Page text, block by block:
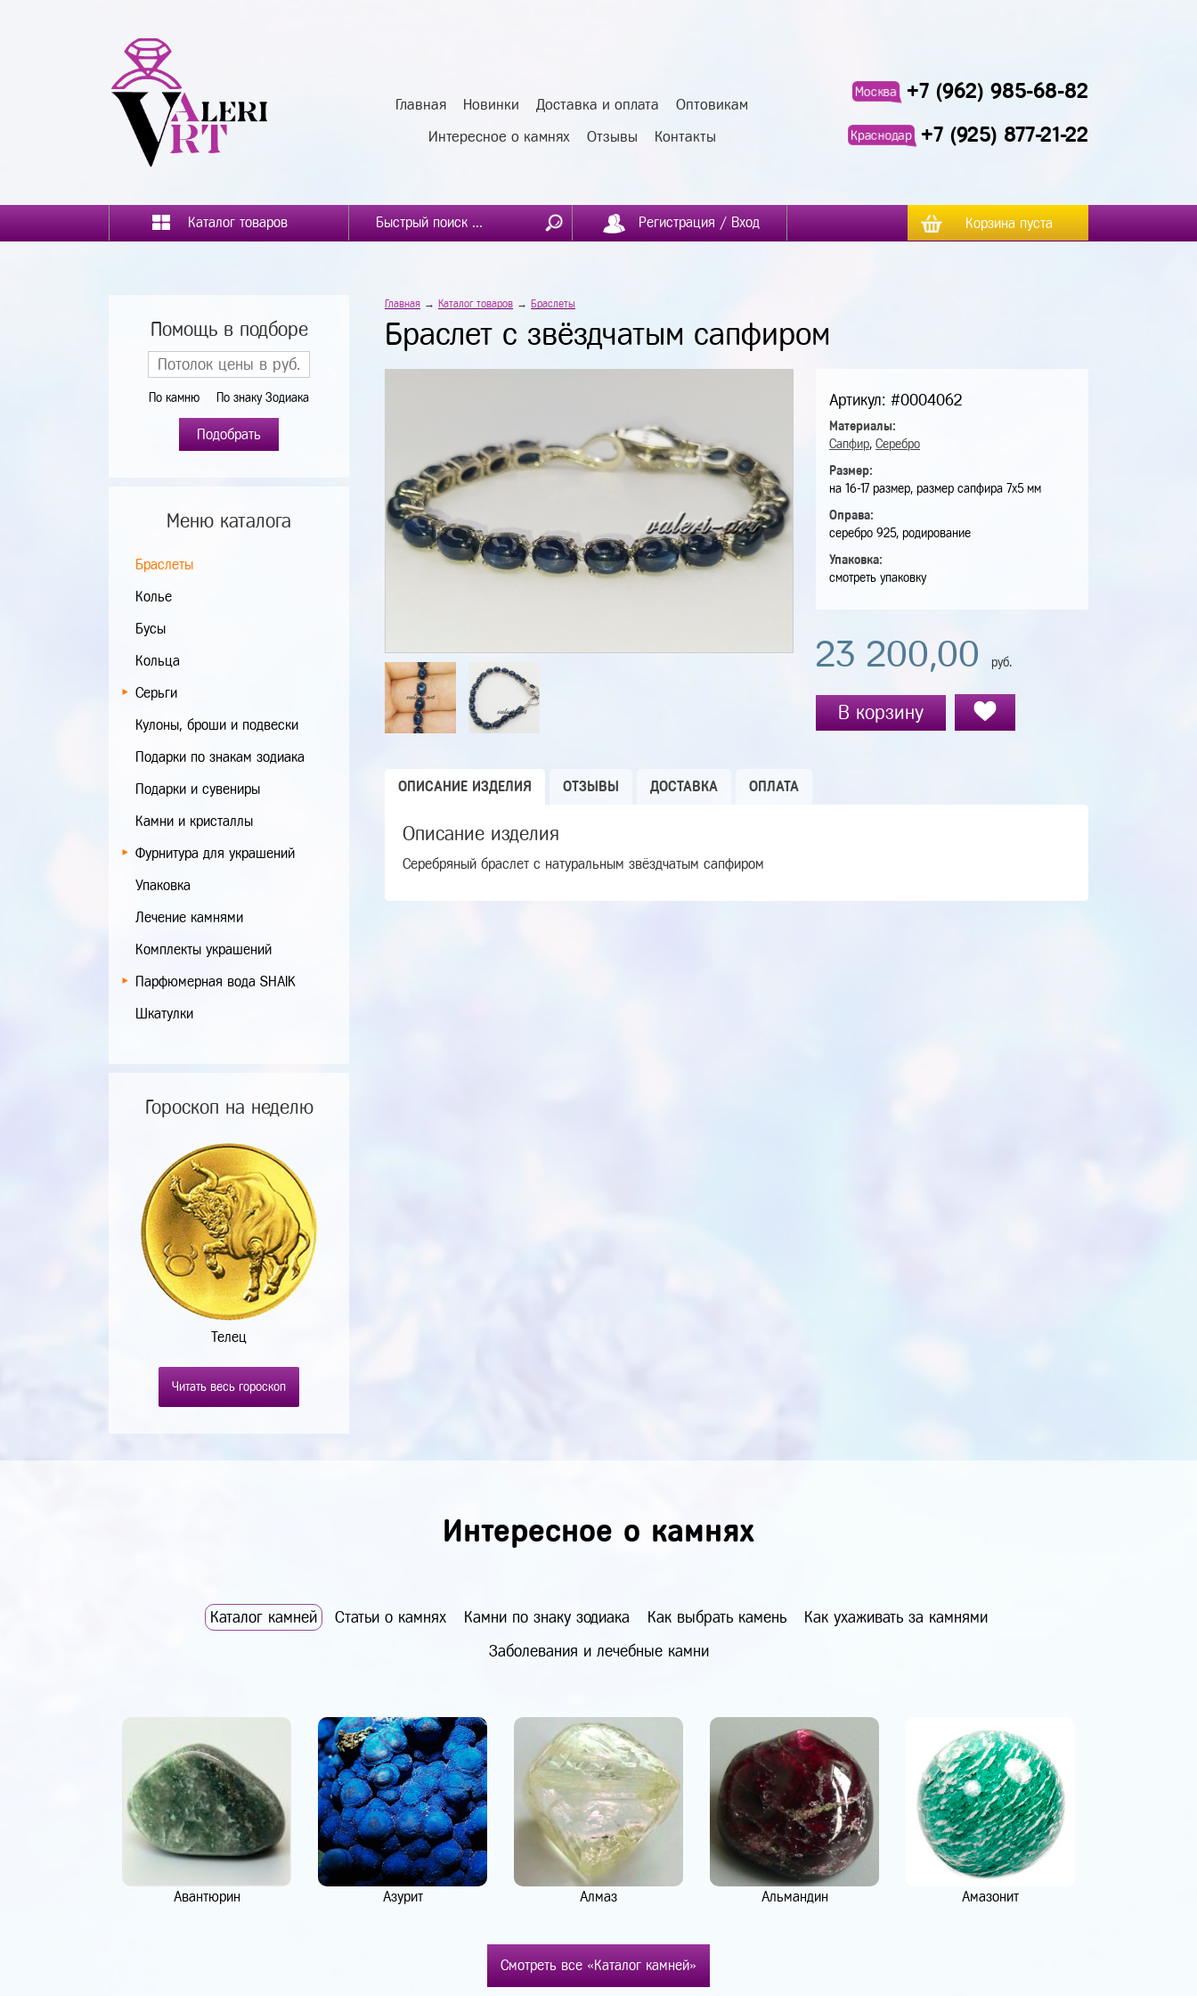
Главная Новинки Доставка и оплата Оптовикам
Интересное о камнях Отзывы Контакты
Москва +7 (962) 985-68-82
Краснодар +7 (925) 877-21-22
Каталог товаров Регистрация / Вход Корзина пуста
Помощь в подборе
По камню По знаку Зодиака
Подобрать
Меню каталога
Браслеты
Колье
Бусы
Кольца
Серьги
Кулоны, броши и подвески
Подарки по знакам зодиака
Подарки и сувениры
Камни и кристаллы
Фурнитура для украшений
Упаковка
Лечение камнями
Комплекты украшений
Парфюмерная вода SHAIK
Шкатулки
Гороскоп на неделю
Телец
Читать весь гороскоп
Главная → Каталог товаров → Браслеты
Браслет с звёздчатым сапфиром
Артикул: #0004062
Материалы:
Сапфир, Серебро
Размер:
на 16-17 размер, размер сапфира 7х5 мм
Оправа:
серебро 925, родирование
Упаковка:
смотреть упаковку
23 200,00 руб.
В корзину
ОПИСАНИЕ ИЗДЕЛИЯ ОТЗЫВЫ ДОСТАВКА ОПЛАТА
Описание изделия
Серебряный браслет с натуральным звёздчатым сапфиром
Интересное о камнях
Каталог камней Статьи о камнях Камни по знаку зодиака Как выбрать камень Как ухаживать за камнями
Заболевания и лечебные камни
Авантюрин Азурит Алмаз Альмандин Амазонит
Смотреть все «Каталог камней»